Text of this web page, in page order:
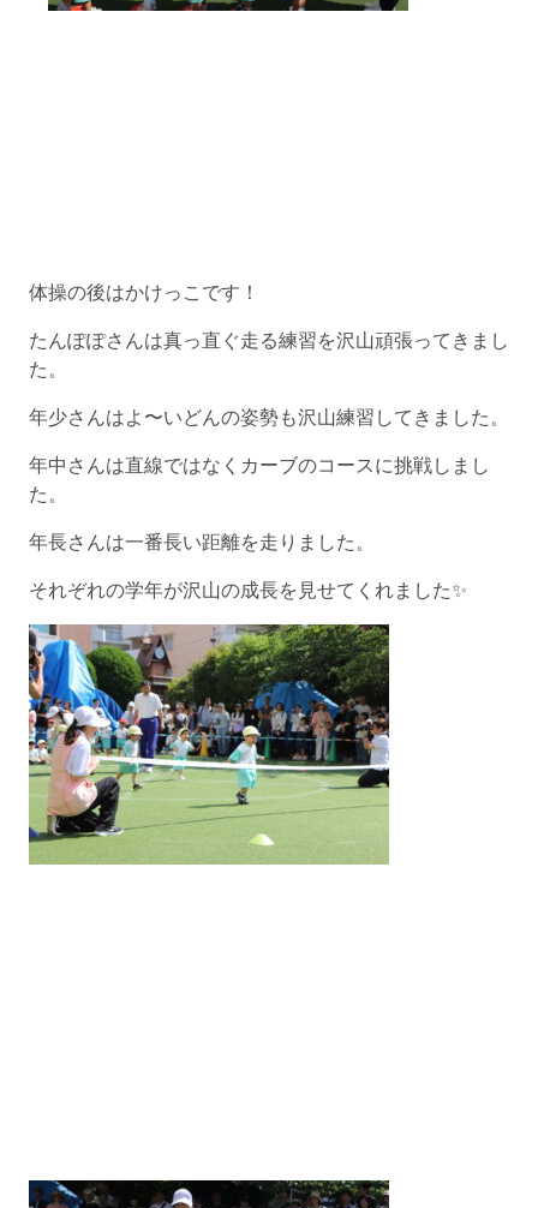
体操の後はかけっこです！
たんぽぽさんは真っ直ぐ走る練習を沢山頑張ってきまし
た。
年少さんはよ〜いどんの姿勢も沢山練習してきました。
年中さんは直線ではなくカーブのコースに挑戦しまし
た。
年長さんは一番長い距離を走りました。
それぞれの学年が沢山の成長を見せてくれました✨